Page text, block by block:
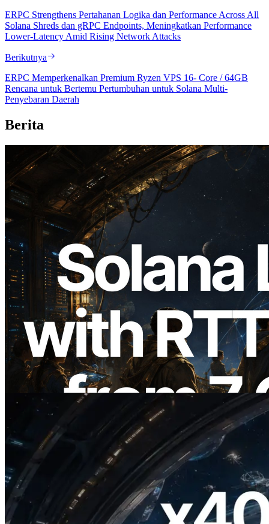
ERPC Strengthens Pertahanan Logika dan Performance Across All
Solana Shreds dan gRPC Endpoints, Meningkatkan Performance
Lower-Latency Amid Rising Network Attacks
Berikutnya
ERPC Memperkenalkan Premium Ryzen VPS 16- Core / 64GB
Rencana untuk Bertemu Pertumbuhan untuk Solana Multi-
Penyebaran Daerah
Berita
2026.08.05
ERPC Memperluas Solana Leader Slot
API dengan Pengukuran Ping dari 7
Region Global — Validators Information
API Juga Diluncurkan
Baca artikel ini